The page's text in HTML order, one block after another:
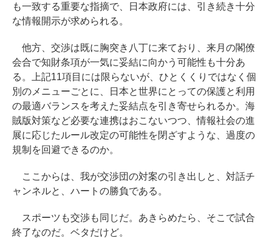
も一致する重要な指摘で、日本政府には、引き続き十分
な情報開示が求められる。
他方、交渉は既に胸突き八丁に来ており、来月の閣僚
会合で知財条項が一気に妥結に向かう可能性も十分あ
る。上記11項目には限らないが、ひとくくりではなく個
別のメニューごとに、日本と世界にとっての保護と利用
の最適バランスを考えた妥結点を引き寄せられるか。海
賊版対策など必要な連携はおこないつつ、情報社会の進
展に応じたルール改定の可能性を閉ざすような、過度の
規制を回避できるのか。
ここからは、我が交渉団の対案の引き出しと、対話チ
ャンネルと、ハートの勝負である。
スポーツも交渉も同じだ。あきらめたら、そこで試合
終了なのだ。ベタだけど。